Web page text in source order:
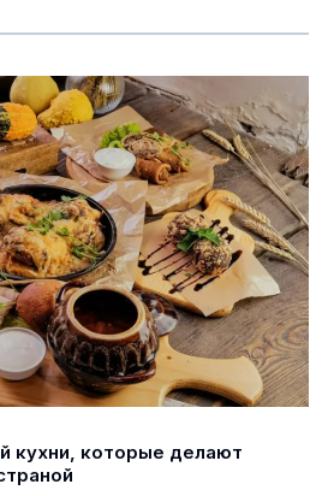
кухни, которые делают